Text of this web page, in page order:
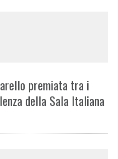
premiata tra i
della Sala Italiana